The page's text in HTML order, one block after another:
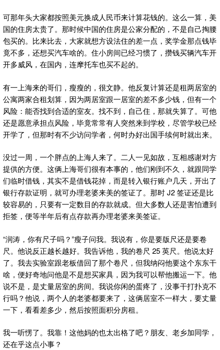
可那年头大家都按照美元换成人民币来计算花钱的。这么一算，美
国的住房太贵了。那时候中国的住房是公家分配的，不是自己掏腰
包买的。比来比去，大家就想方设法住的差一点，奖学金那点钱毕
竟不多，还想买汽车啥的。住小房间已经习惯了，攒钱买辆汽车开
开多威风，在国内，连摩托车也买不起的。
有一上海来的哥们，瘦瘦的，很文静。他反复计算还是租两居室的
公寓两家合租划算，因为两居室跟一居室的差不多少钱，但有一个
风险：能否找到合适的室友。找不到，自己住，那就失算了。可他
还是愿意承担点风险，毕竟常常有人突然来到学校，尽管学校已经
开学了，但那时有不少访问学者，何时办好出国手续何时就出来。
没过一周，一个胖点的上海人来了。二人一见如故，互相感谢对方
提供的方便。这俩上海哥们很有本事的，他们刚到不久，就跟同学
们临时借钱，其实不是借钱花掉，而是转入银行账户几天，开出了
银行存款证明，就可办理老婆来美的签证了。那时 J2 签证还是比
较容易的，只要有一定数目的存款就成。但大多数人还是害怕遭到
拒签，便等半年后有点存款再办理老婆来美签证。
“润涛，你有尺子吗？”瘦子问我。我说有，你是要版尺还是要卷
尺。他说反正越长越好。我告诉他，我的卷尺 25 英尺。他说太好
了。我去实验室跟老板借回了那个卷尺，但我纳闷他要这个东东干
啥，便好奇地问他是不是想买家具，因为我可以帮他搬运一下。他
说不是，是丈量居室的房间。我说你闲的蛋疼了，没事干打扑克不
行吗？他说，两个人的老婆都要来了，这俩居室不一样大，要丈量
一下，看看差多少，然后按照面积分房租。
我一听愣了。我靠！这他妈的也太出格了吧？朋友、老乡加同学，
还在乎这点小事？